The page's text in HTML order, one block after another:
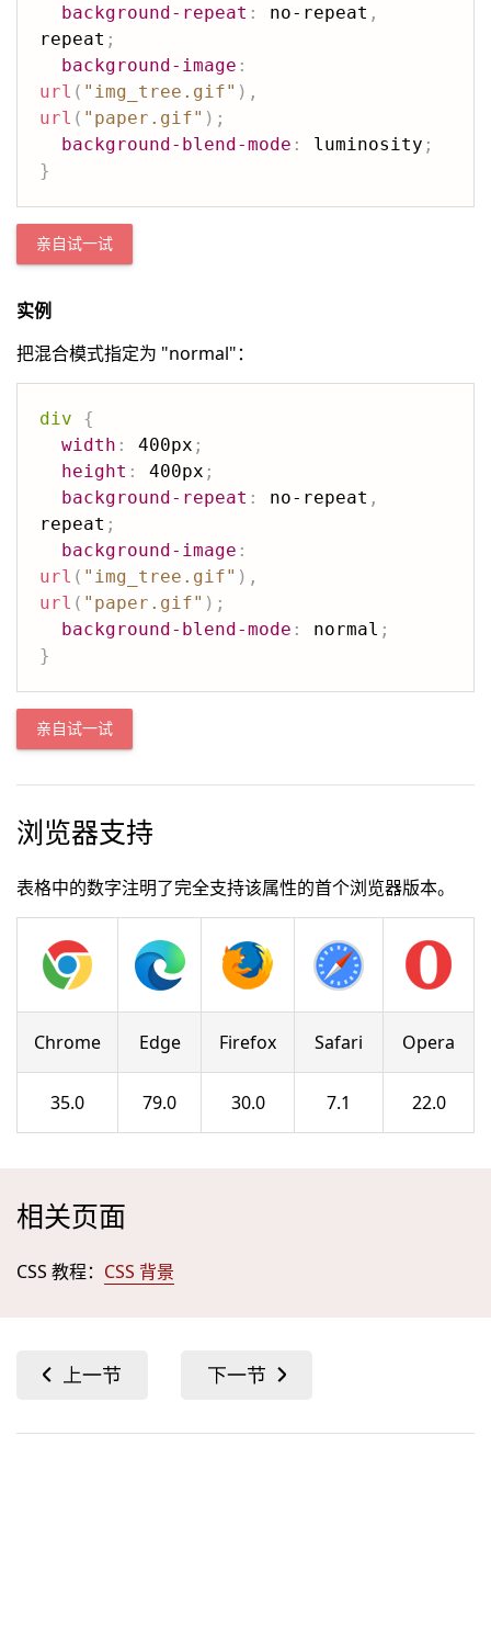
background-repeat : no-repeat ,
repeat ;
background-image :
url ( "img_tree.gif" ) ,
url ( "paper.gif" ) ;
background-blend-mode : luminosity ;
}
亲自试一试
实例
把混合模式指定为 "normal"：
div
{
width : 400px ;
height : 400px ;
background-repeat : no-repeat ,
repeat ;
background-image :
url ( "img_tree.gif" ) ,
url ( "paper.gif" ) ;
background-blend-mode : normal ;
}
亲自试一试
浏览器支持
表格中的数字注明了完全支持该属性的首个浏览器版本。
Chrome Edge Firefox Safari Opera
35.0 79.0 30.0 7.1 22.0
相关页面
CSS 教程： CSS 背景